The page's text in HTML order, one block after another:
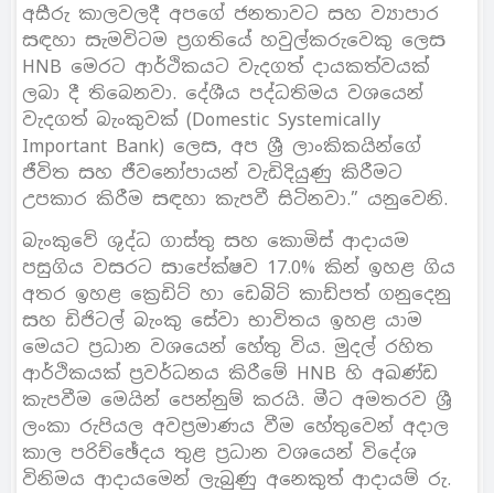
අසීරු කාලවලදී අපගේ ජනතාවට සහ ව්‍යාපාර
සඳහා සැමවිටම ප්‍රගතියේ හවුල්කරුවෙකු ලෙස
HNB මෙරට ආර්ථිකයට වැදගත් දායකත්වයක්
ලබා දී තිබෙනවා. දේශීය පද්ධතිමය වශයෙන්
වැදගත් බැංකුවක් (Domestic Systemically
Important Bank) ලෙස, අප ශ්‍රී ලාංකිකයින්ගේ
ජීවිත සහ ජීවනෝපායන් වැඩිදියුණු කිරීමට
උපකාර කිරීම සඳහා කැපවී සිටිනවා.” යනුවෙනි.
බැංකුවේ ශුද්ධ ගාස්තු සහ කොමිස් ආදායම
පසුගිය වසරට සාපේක්ෂව 17.0% කින් ඉහළ ගිය
අතර ඉහළ ක්‍රෙඩිට් හා ඩෙබිට් කාඩ්පත් ගනුදෙනු
සහ ඩිජිටල් බැංකු සේවා භාවිතය ඉහළ යාම
මෙයට ප්‍රධාන වශයෙන් හේතු විය. මුදල් රහිත
ආර්ථිකයක් ප්‍රවර්ධනය කිරීමේ HNB හි අඛණ්ඩ
කැපවීම මෙයින් පෙන්නුම් කරයි. මීට අමතරව ශ්‍රී
ලංකා රුපියල අවප්‍රමාණය වීම හේතුවෙන් අදාල
කාල පරිච්ඡේදය තුළ ප්‍රධාන වශයෙන් විදේශ
විනිමය ආදායමෙන් ලැබුණු අනෙකුත් ආදායම් රු.